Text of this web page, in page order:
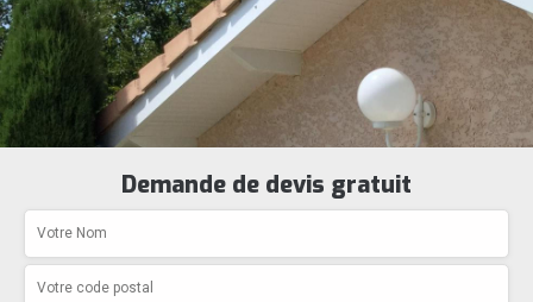
Demande de devis gratuit